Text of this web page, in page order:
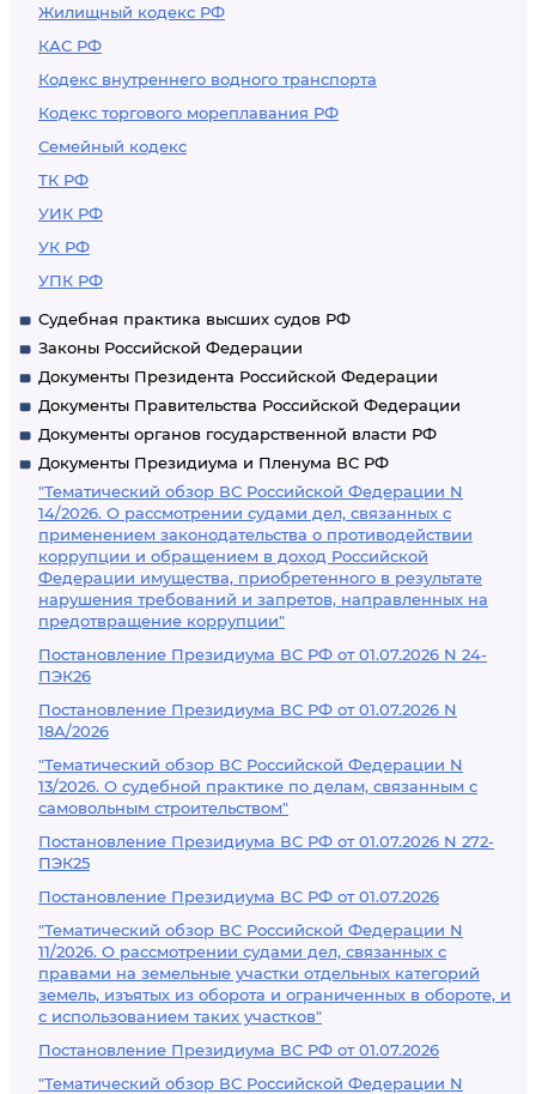
Жилищный кодекс РФ
КАС РФ
Кодекс внутреннего водного транспорта
Кодекс торгового мореплавания РФ
Семейный кодекс
ТК РФ
УИК РФ
УК РФ
УПК РФ
Судебная практика высших судов РФ
Законы Российской Федерации
Документы Президента Российской Федерации
Документы Правительства Российской Федерации
Документы органов государственной власти РФ
Документы Президиума и Пленума ВС РФ
"Тематический обзор ВС Российской Федерации N
14/2026. О рассмотрении судами дел, связанных с
применением законодательства о противодействии
коррупции и обращением в доход Российской
Федерации имущества, приобретенного в результате
нарушения требований и запретов, направленных на
предотвращение коррупции"
Постановление Президиума ВС РФ от 01.07.2026 N 24-
ПЭК26
Постановление Президиума ВС РФ от 01.07.2026 N
18А/2026
"Тематический обзор ВС Российской Федерации N
13/2026. О судебной практике по делам, связанным с
самовольным строительством"
Постановление Президиума ВС РФ от 01.07.2026 N 272-
ПЭК25
Постановление Президиума ВС РФ от 01.07.2026
"Тематический обзор ВС Российской Федерации N
11/2026. О рассмотрении судами дел, связанных с
правами на земельные участки отдельных категорий
земель, изъятых из оборота и ограниченных в обороте, и
с использованием таких участков"
Постановление Президиума ВС РФ от 01.07.2026
"Тематический обзор ВС Российской Федерации N